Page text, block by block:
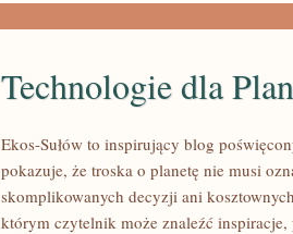
Technologie dla
Ekos-Sułów to inspirujący blog
pokazuje, że troska o planetę nie musi
skomplikowanych decyzji ani
którym czytelnik może znaleźć inspiracje,